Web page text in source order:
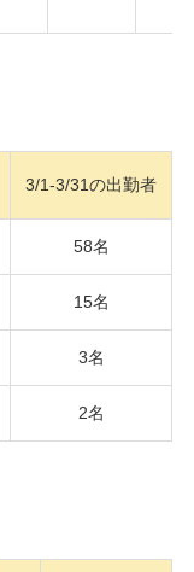
3/1-3/31の出勤者
58名
15名
3名
2名